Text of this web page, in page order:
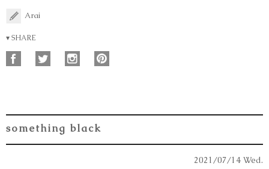
Arai
▾ SHARE
something black
2021/07/14 Wed.